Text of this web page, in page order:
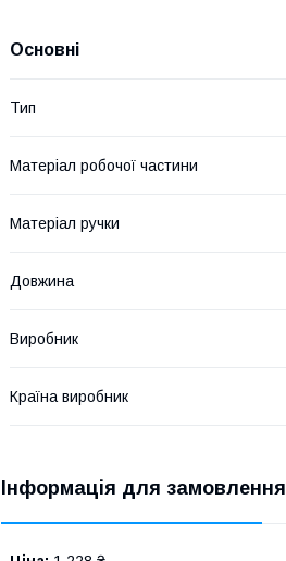
Основні
Тип
Матеріал робочої частини
Матеріал ручки
Довжина
Виробник
Країна виробник
Інформація для замовлення